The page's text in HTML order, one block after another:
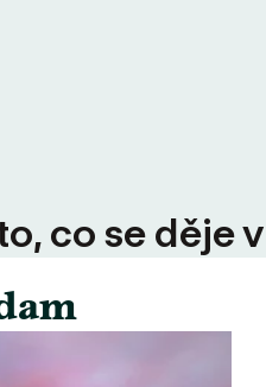
co se děje